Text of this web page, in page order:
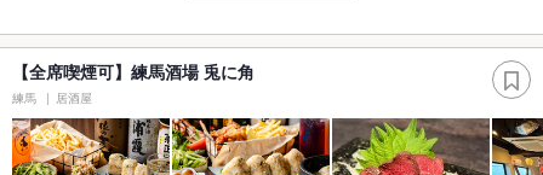
【全席喫煙可】練馬酒場 兎に角
練馬 居酒屋